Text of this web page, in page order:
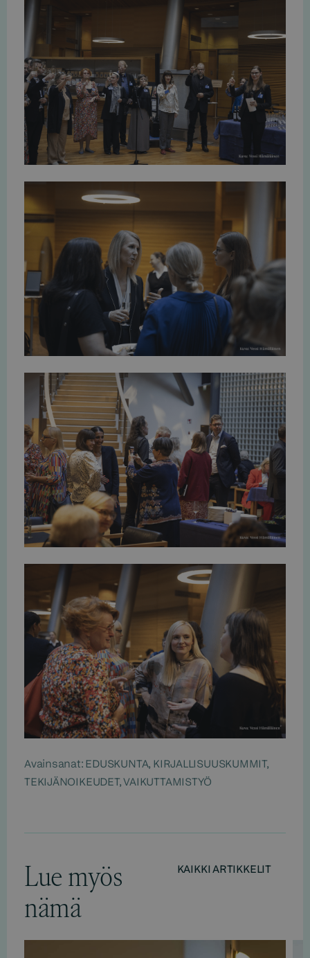
Avainsanat: EDUSKUNTA, KIRJALLISUUSKUMMIT,
TEKIJÄNOIKEUDET,VAIKUTTAMISTYÖ
Lue myös
nämä
KAIKKI ARTIKKELIT